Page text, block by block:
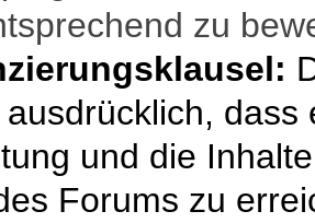
zu
und die
Forums zu